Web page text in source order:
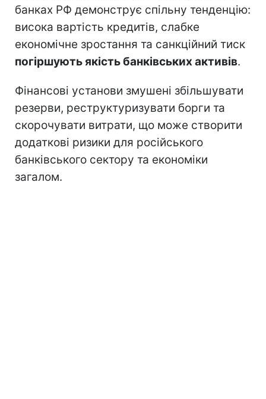
банках РФ демонструє спільну тенденцію:
висока вартість кредитів, слабке
економічне зростання та санкційний тиск
погіршують якість банківських активів.
Фінансові установи змушені збільшувати
резерви, реструктуризувати борги та
скорочувати витрати, що може створити
додаткові ризики для російського
банківського сектору та економіки
загалом.